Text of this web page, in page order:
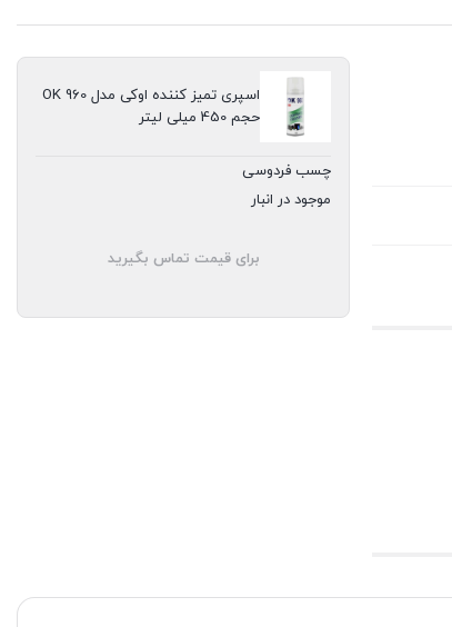
اسپری تمیز کننده اوکی مدل 960 OK
حجم 450 میلی لیتر
چسب فردوسی
موجود در انبار
برای قیمت تماس بگیرید